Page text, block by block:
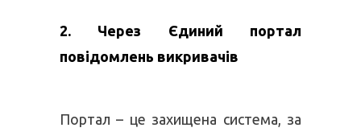
2. Через Єдиний портал
повідомлень викривачів
Портал – це захищена система, за